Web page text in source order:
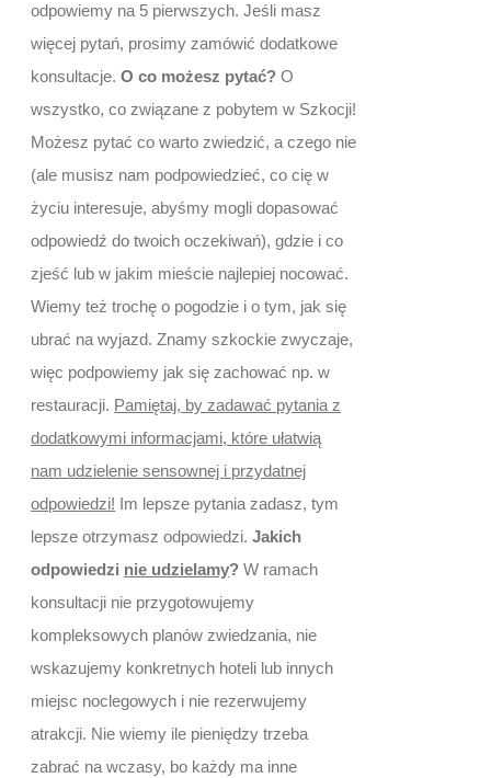
odpowiemy na 5 pierwszych. Jeśli masz
więcej pytań, prosimy zamówić dodatkowe
konsultacje.O co możesz pytać?O
wszystko, co związane z pobytem w Szkocji!
Możesz pytać co warto zwiedzić, a czego nie
(ale musisz nam podpowiedzieć, co cię w
życiu interesuje, abyśmy mogli dopasować
odpowiedź do twoich oczekiwań), gdzie i co
zjeść lub w jakim mieście najlepiej nocować.
Wiemy też trochę o pogodzie i o tym, jak się
ubrać na wyjazd. Znamy szkockie zwyczaje,
więc podpowiemy jak się zachować np. w
restauracji. Pamiętaj, by zadawać pytania z
dodatkowymi informacjami, które ułatwią
nam udzielenie sensownej i przydatnej
odpowiedzi! Im lepsze pytania zadasz, tym
lepsze otrzymasz odpowiedzi.Jakich
odpowiedzi nie udzielamy? W ramach
konsultacji nie przygotowujemy
kompleksowych planów zwiedzania, nie
wskazujemy konkretnych hoteli lub innych
miejsc noclegowych i nie rezerwujemy
atrakcji. Nie wiemy ile pieniędzy trzeba
zabrać na wczasy, bo każdy ma inne